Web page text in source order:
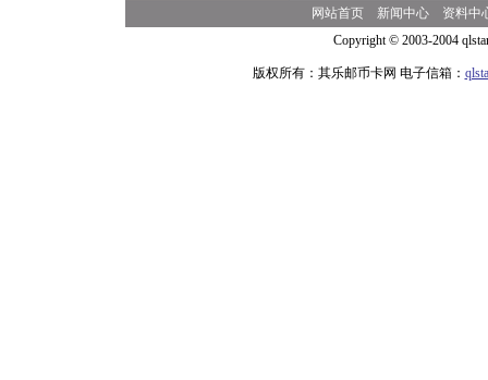
网站首页 新闻中心
资料中
Copyright © 2003-2004
版权所有：其乐邮币卡网 电子信箱：